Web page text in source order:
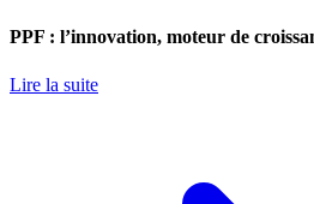
PPF : l’innovation, moteur de
Lire la suite